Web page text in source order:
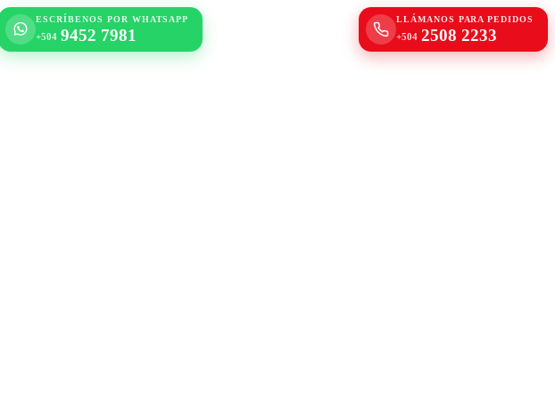
ESCRÍBENOS POR WHATSAPP
+504 9452 7981
LLÁMANOS PARA PEDIDOS
+504 2508 2233